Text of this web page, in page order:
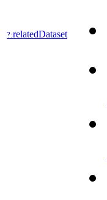
?:relatedDataset